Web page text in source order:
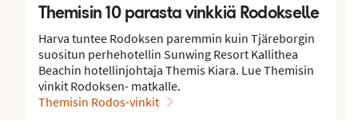
Themisin 10 parasta vinkkiä Rodokselle
Harva tuntee Rodoksen paremmin kuin Tjäreborgin
suositun perhehotellin Sunwing Resort Kallithea
Beachin hotellinjohtaja Themis Kiara. Lue Themisin
vinkit Rodoksen- matkalle.
Themisin Rodos-vinkit